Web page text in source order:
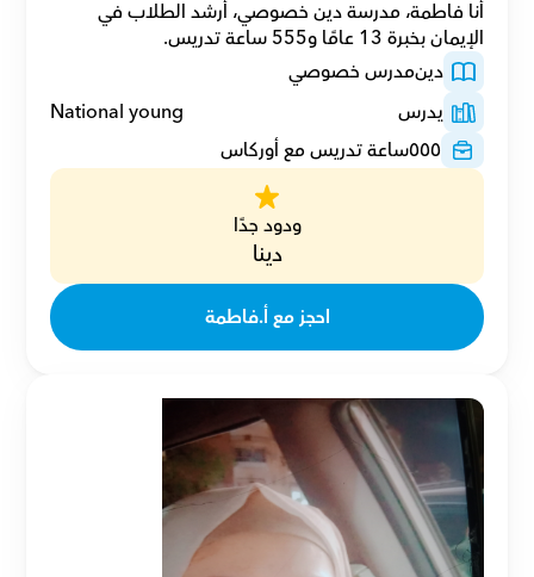
الإيمان بخبرة 13 عامًا و555 ساعة تدريس.
دينمدرس خصوصي
يدرس
National young
٥٥٥ساعة تدريس مع أوركاس
ودود جدًا
دينا
احجز مع أ.فاطمة